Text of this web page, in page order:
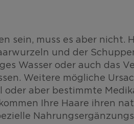
sein, muss es aber nicht.
und der
Wasser oder auch das
Weitere mögliche
aber bestimmte
Ihre Haare ihren